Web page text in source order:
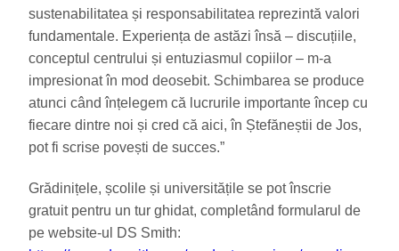
sustenabilitatea și responsabilitatea reprezintă valori
fundamentale. Experiența de astăzi însă – discuțiile,
conceptul centrului și entuziasmul copiilor – m-a
impresionat în mod deosebit. Schimbarea se produce
atunci când înțelegem că lucrurile importante încep cu
fiecare dintre noi și cred că aici, în Ștefăneștii de Jos,
pot fi scrise povești de succes.”
Grădinițele, școlile și universitățile se pot înscrie
gratuit pentru un tur ghidat, completând formularul de
pe website-ul DS Smith: